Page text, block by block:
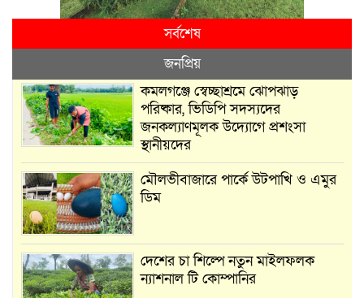
সর্বশেষ
জনপ্রিয়
কমলগঞ্জে স্বেচ্ছাশ্রমে ঝোপঝাড়
পরিষ্কার, ভিডিপি সদস্যদের
জনকল্যাণমূলক উদ্যোগে প্রশংসা
স্থানীয়দের
মৌলভীবাজারে পার্কে উটপাখি ও এমুর
ডিম
দেশের চা শিল্পে নতুন মাইলফলক
ন্যাশনাল টি কোম্পানির